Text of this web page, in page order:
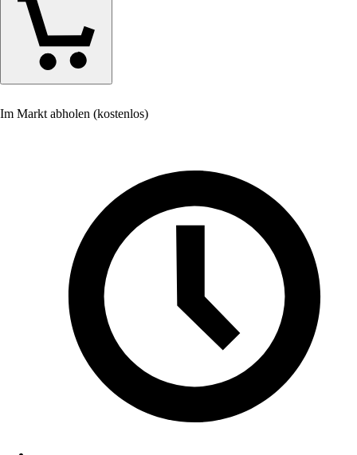
Im Markt abholen (kostenlos)